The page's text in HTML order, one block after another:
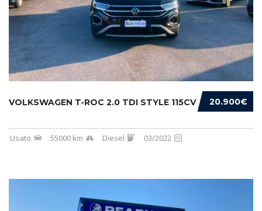
20.900€
VOLKSWAGEN T-ROC 2.0 TDI STYLE 115CV
Usato 55000 km Diesel 03/2022